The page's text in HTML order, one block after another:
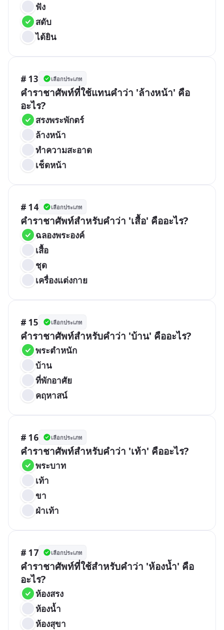
ฟัง
สดับ
ได้ยิน
# 13 เลือกประเภท
คำราชาศัพท์ที่ใช้แทนคำว่า 'ล้างหน้า' คือ
อะไร?
สรงพระพักตร์
ล้างหน้า
ทำความสะอาด
เช็ดหน้า
# 14 เลือกประเภท
คำราชาศัพท์สำหรับคำว่า 'เสื้อ' คืออะไร?
ฉลองพระองค์
เสื้อ
ชุด
เครื่องแต่งกาย
# 15 เลือกประเภท
คำราชาศัพท์สำหรับคำว่า 'บ้าน' คืออะไร?
พระตำหนัก
บ้าน
ที่พักอาศัย
คฤหาสน์
# 16 เลือกประเภท
คำราชาศัพท์สำหรับคำว่า 'เท้า' คืออะไร?
พระบาท
เท้า
ขา
ฝ่าเท้า
# 17 เลือกประเภท
คำราชาศัพท์ที่ใช้สำหรับคำว่า 'ห้องน้ำ' คือ
อะไร?
ห้องสรง
ห้องน้ำ
ห้องสุขา